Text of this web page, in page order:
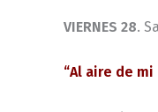
VIERNES 28.
“Al aire de